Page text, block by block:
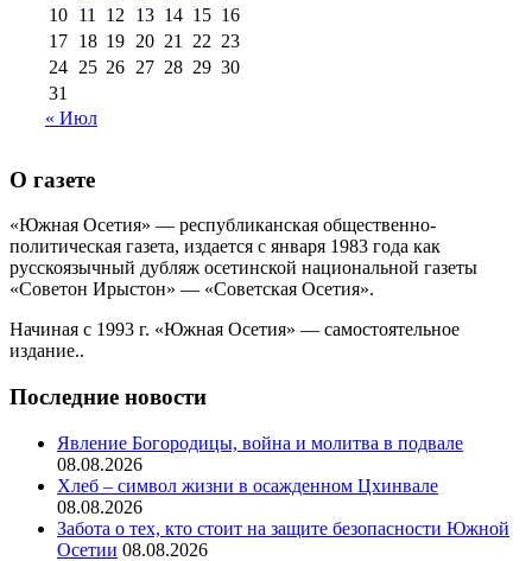
10 11 12 13 14 15 16
17 18 19 20 21 22 23
24 25 26 27 28 29 30
31
« Июл
О газете
«Южная Осетия» — республиканская общественно-
политическая газета, издается с января 1983 года как
русскоязычный дубляж осетинской национальной газеты
«Советон Ирыстон» — «Советская Осетия».
Начиная с 1993 г. «Южная Осетия» — самостоятельное
издание..
Последние новости
Явление Богородицы, война и молитва в подвале
08.08.2026
Хлеб – символ жизни в осажденном Цхинвале
08.08.2026
Забота о тех, кто стоит на защите безопасности Южной
Осетии 08.08.2026